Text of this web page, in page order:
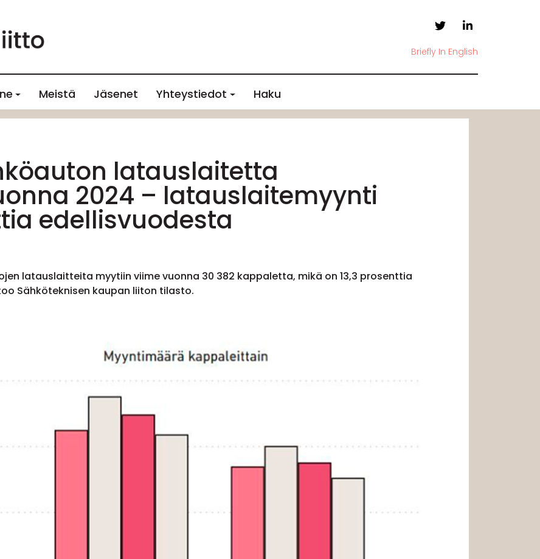
Briefly In English
Meistä Jäsenet Yhteystiedot Haku
latauslaitetta
2024 – latauslaitemyynti
edellisvuodesta
latauslaitteita myytiin viime vuonna 30 382 kappaletta, mikä on 13,3 prosenttia
Sähköteknisen kaupan liiton tilasto.